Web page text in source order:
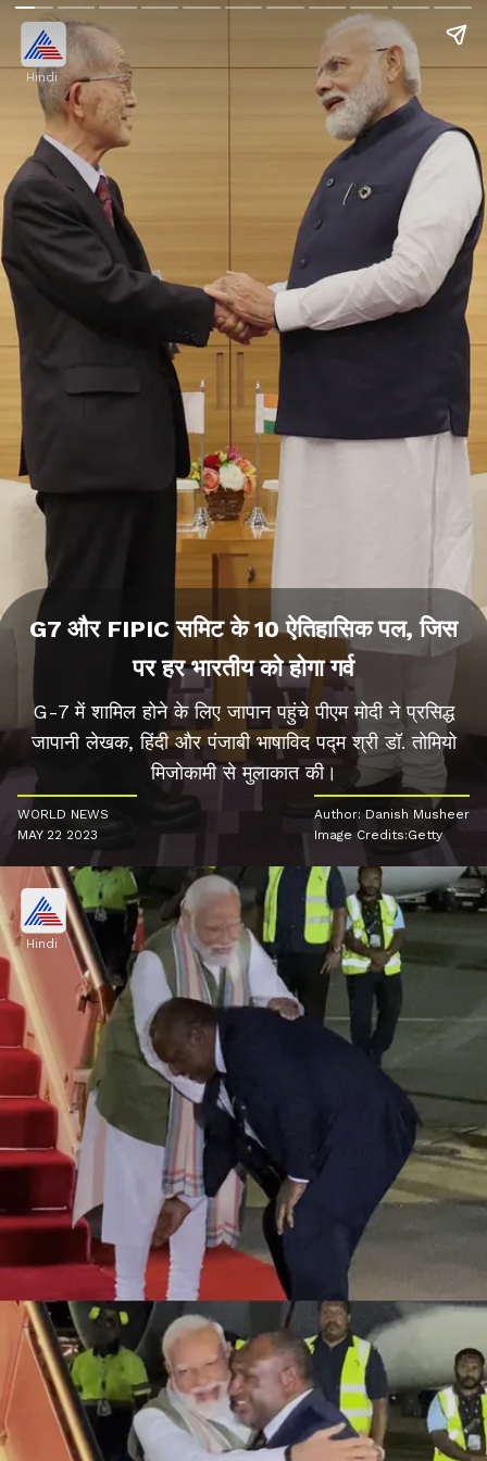
Hindi
G7 और FIPIC समिट के 10 ऐतिहासिक पल, जिस
पर हर भारतीय को होगा गर्व
G-7 में शामिल होने के लिए जापान पहुंचे पीएम मोदी ने प्रसिद्ध
जापानी लेखक, हिंदी और पंजाबी भाषाविद पद्म श्री डॉ. तोमियो
मिजोकामी से मुलाकात की।
WORLD NEWS
MAY 22 2023
Author: Danish Musheer
Image Credits:Getty
Hindi